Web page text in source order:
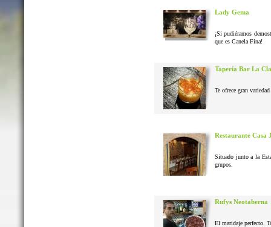
Lady Gema
¡Si pudiéramos
que es Canela Fina!
Tapería Bar La
Te ofrece gran
Restaurante Casa
Situado junto a la
grupos.
Rufys Neotaberna
El maridaje perfecto.